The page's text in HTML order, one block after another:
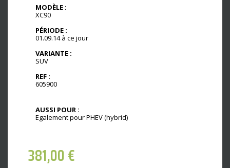
MODÈLE :
XC90
PÉRIODE :
01.09.14 à ce jour
VARIANTE :
SUV
REF :
605900
AUSSI POUR :
Egalement pour PHEV (hybrid)
381,00€